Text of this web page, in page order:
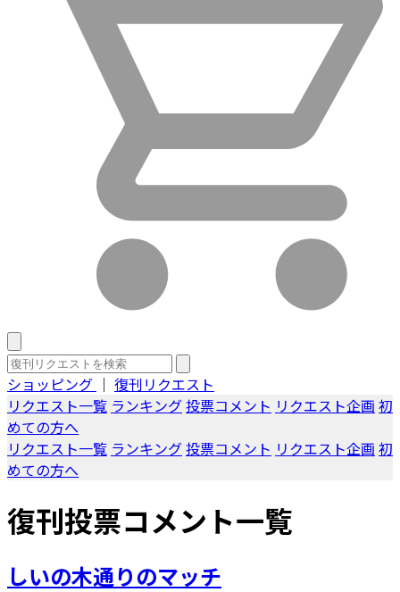
ショッピング ｜ 復刊リクエスト
リクエスト一覧 ランキング投票コメント リクエスト企画 初
めての方へ
リクエスト一覧 ランキング投票コメント リクエスト企画 初
めての方へ
復刊投票コメント一覧
しいの木通りのマッチ